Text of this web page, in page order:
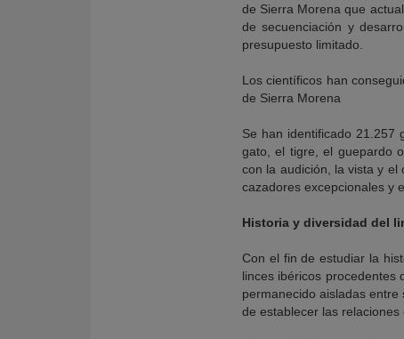
de Sierra Morena que
de secuenciación y
presupuesto limitado.
Los científicos han
de Sierra Morena
Se han identificado 21.257
gato, el tigre, el guepardo
con la audición, la vista y el
cazadores excepcionales y
Historia y diversidad del
Con el fin de estudiar la
linces ibéricos procedentes
permanecido aisladas
de establecer las relaciones